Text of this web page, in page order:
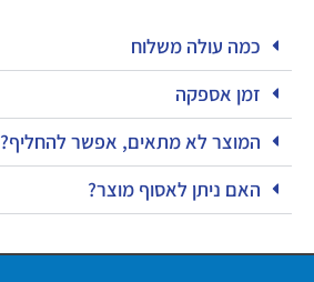
כמה עולה משלוח
זמן אספקה
המוצר לא מתאים, אפשר להחליף?
האם ניתן לאסוף מוצר?